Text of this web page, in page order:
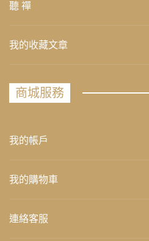
聽 禪
我的收藏文章
商城服務
我的帳戶
我的購物車
連絡客服